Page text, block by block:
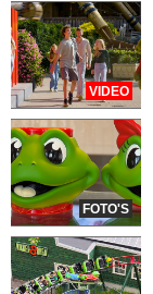
VIDEO
FOTO'S